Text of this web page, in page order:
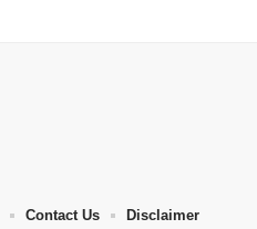
Contact Us Disclaimer